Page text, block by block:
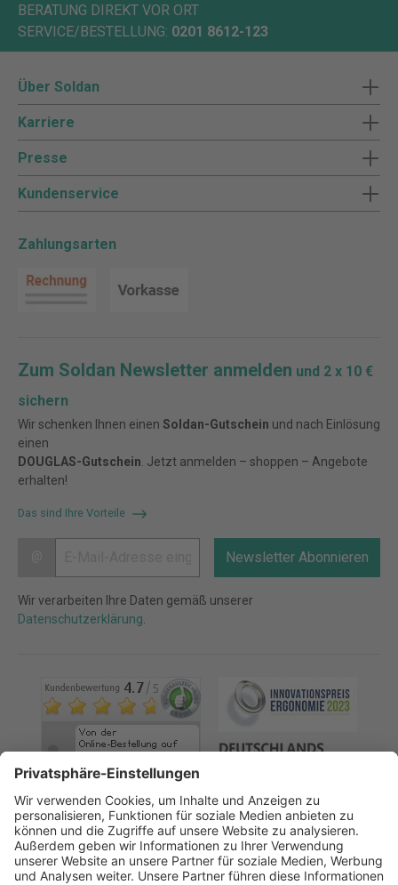
BERATUNG DIREKT VOR ORT
SERVICE/BESTELLUNG: 0201 8612-123
Über Soldan
Karriere
Presse
Kundenservice
Zahlungsarten
Zum Soldan Newsletter anmelden und 2 x 10 €
sichern
Wir schenken Ihnen einen Soldan-Gutschein und nach Einlösung
einen
DOUGLAS-Gutschein . Jetzt anmelden – shoppen – Angebote
erhalten!
Das sind Ihre Vorteile
Newsletter Abonnieren
Wir verarbeiten Ihre Daten gemäß unserer
Datenschutzerklärung